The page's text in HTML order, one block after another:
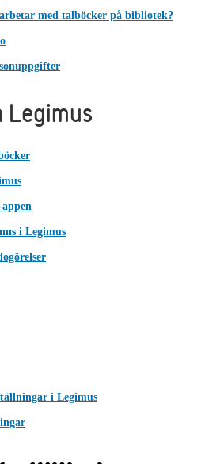
med talböcker på bibliotek?
Legimus
i Legimus
i Legimus